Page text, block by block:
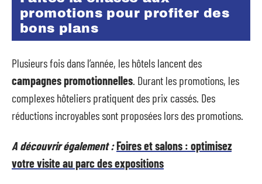
promotions pour profiter des
bons plans
Plusieurs fois dans l’année, les hôtels lancent des
campagnes promotionnelles . Durant les promotions, les
complexes hôteliers pratiquent des prix cassés. Des
réductions incroyables sont proposées lors des promotions.
A découvrir également :Foires et salons : optimisez
votre visite au parc des expositions